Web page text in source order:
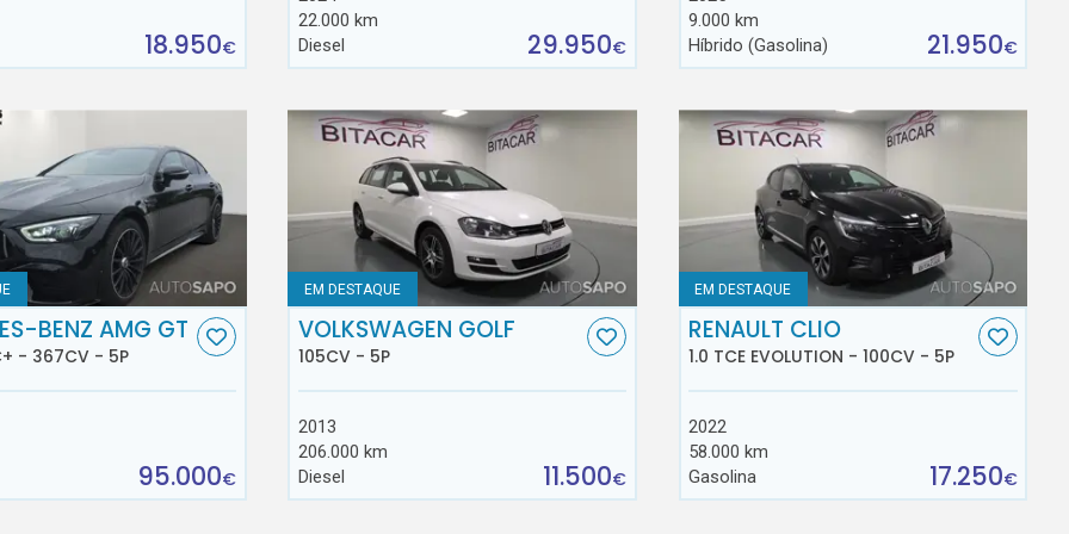
18.950€
22.000 km
Diesel
29.950€
9.000 km
Híbrido (Gasolina)
21.950€
BENZ AMG GT
- 367CV - 5P
95.000€
EM DESTAQUE
VOLKSWAGEN GOLF
105CV - 5P
2013
206.000 km
Diesel
11.500€
EM DESTAQUE
RENAULT CLIO
1.0 TCE EVOLUTION - 100CV - 5P
2022
58.000 km
Gasolina
17.250€